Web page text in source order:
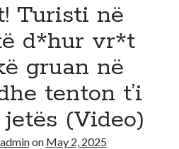
Turisti në
d*hur vr*t
gruan në
tenton t’i
(Video)
adminon May 2, 2025